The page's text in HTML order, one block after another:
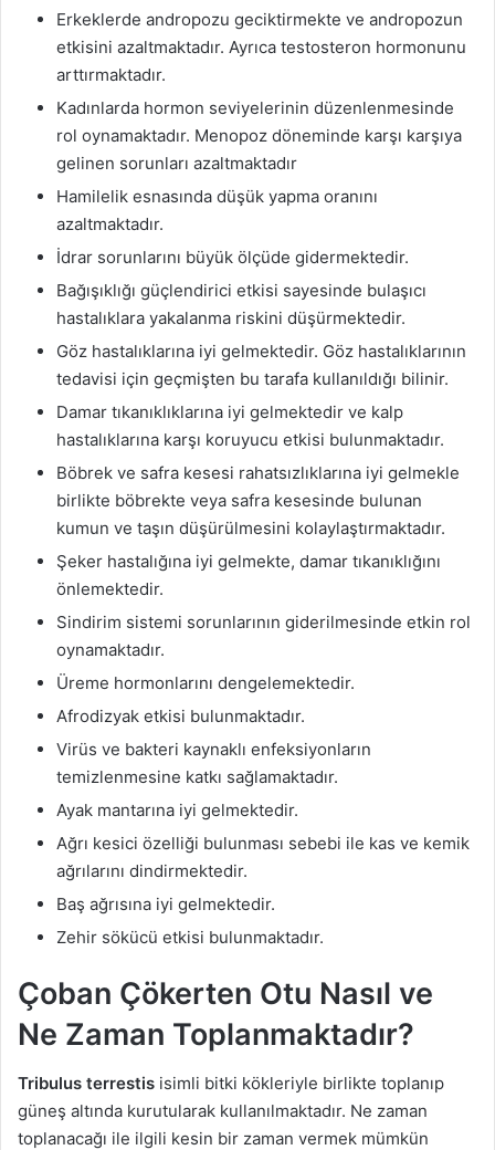
Erkeklerde andropozu geciktirmekte ve andropozun
etkisini azaltmaktadır. Ayrıca testosteron hormonunu
arttırmaktadır.
Kadınlarda hormon seviyelerinin düzenlenmesinde
rol oynamaktadır. Menopoz döneminde karşı karşıya
gelinen sorunları azaltmaktadır
Hamilelik esnasında düşük yapma oranını
azaltmaktadır.
İdrar sorunlarını büyük ölçüde gidermektedir.
Bağışıklığı güçlendirici etkisi sayesinde bulaşıcı
hastalıklara yakalanma riskini düşürmektedir.
Göz hastalıklarına iyi gelmektedir. Göz hastalıklarının
tedavisi için geçmişten bu tarafa kullanıldığı bilinir.
Damar tıkanıklıklarına iyi gelmektedir ve kalp
hastalıklarına karşı koruyucu etkisi bulunmaktadır.
Böbrek ve safra kesesi rahatsızlıklarına iyi gelmekle
birlikte böbrekte veya safra kesesinde bulunan
kumun ve taşın düşürülmesini kolaylaştırmaktadır.
Şeker hastalığına iyi gelmekte, damar tıkanıklığını
önlemektedir.
Sindirim sistemi sorunlarının giderilmesinde etkin rol
oynamaktadır.
Üreme hormonlarını dengelemektedir.
Afrodizyak etkisi bulunmaktadır.
Virüs ve bakteri kaynaklı enfeksiyonların
temizlenmesine katkı sağlamaktadır.
Ayak mantarına iyi gelmektedir.
Ağrı kesici özelliği bulunması sebebi ile kas ve kemik
ağrılarını dindirmektedir.
Baş ağrısına iyi gelmektedir.
Zehir sökücü etkisi bulunmaktadır.
Çoban Çökerten Otu Nasıl ve
Ne Zaman Toplanmaktadır?
Tribulus terrestis isimli bitki kökleriyle birlikte toplanıp
güneş altında kurutularak kullanılmaktadır. Ne zaman
toplanacağı ile ilgili kesin bir zaman vermek mümkün